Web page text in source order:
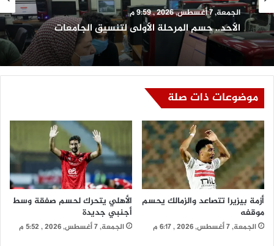
الجمعة, 7 أغسطس, 2026 , 9:59 م
الأحد.. حسم المرحلة الأولى لتنسيق الجامعات
موضوعات ذات صلة
أزمة بيزيرا تتصاعد والزمالك يحسم
موقفه
الجمعة, 7 أغسطس, 2026 , 6:17 م
الأهلي يتحرك لحسم صفقة وسط
أجنبي جديدة
الجمعة, 7 أغسطس, 2026 , 5:52 م